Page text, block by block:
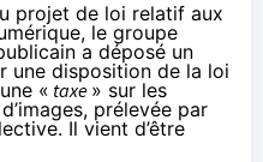
projet de loi relatif aux
le groupe
a déposé un
une disposition de la loi
« taxe » sur les
prélevée par
Il vient d’être